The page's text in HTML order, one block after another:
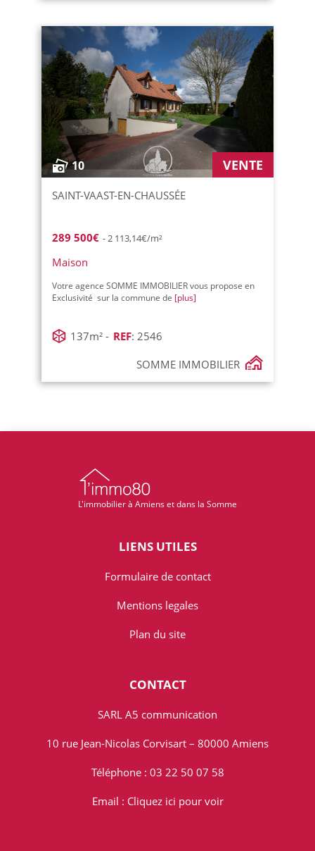
10 VENTE
SAINT-VAAST-EN-CHAUSSÉE
289 500€ - 2 113,14€/m²
Maison
Votre agence SOMME IMMOBILIER vous propose en
Exclusivité sur la commune de [plus]
137m² - REF: 2546
SOMME IMMOBILIER
L'immobilier à Amiens et dans la Somme
LIENS UTILES
Formulaire de contact
Mentions legales
Plan du site
CONTACT
SARL A5 communication
10 rue Jean-Nicolas Corvisart – 80000 Amiens
Téléphone : 03 22 50 07 58
Email : Cliquez ici pour voir